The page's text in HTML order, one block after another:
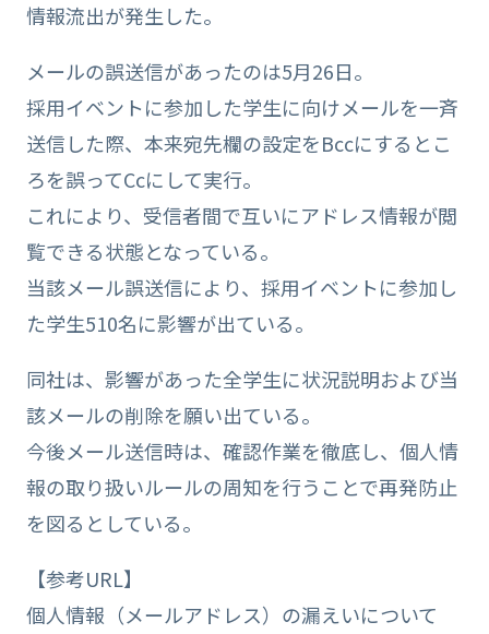
情報流出が発生した。
メールの誤送信があったのは5月26日。
採用イベントに参加した学生に向けメールを一斉
送信した際、本来宛先欄の設定をBccにするとこ
ろを誤ってCcにして実行。
これにより、受信者間で互いにアドレス情報が閲
覧できる状態となっている。
当該メール誤送信により、採用イベントに参加し
た学生510名に影響が出ている。
同社は、影響があった全学生に状況説明および当
該メールの削除を願い出ている。
今後メール送信時は、確認作業を徹底し、個人情
報の取り扱いルールの周知を行うことで再発防止
を図るとしている。
【参考URL】
個人情報（メールアドレス）の漏えいについて